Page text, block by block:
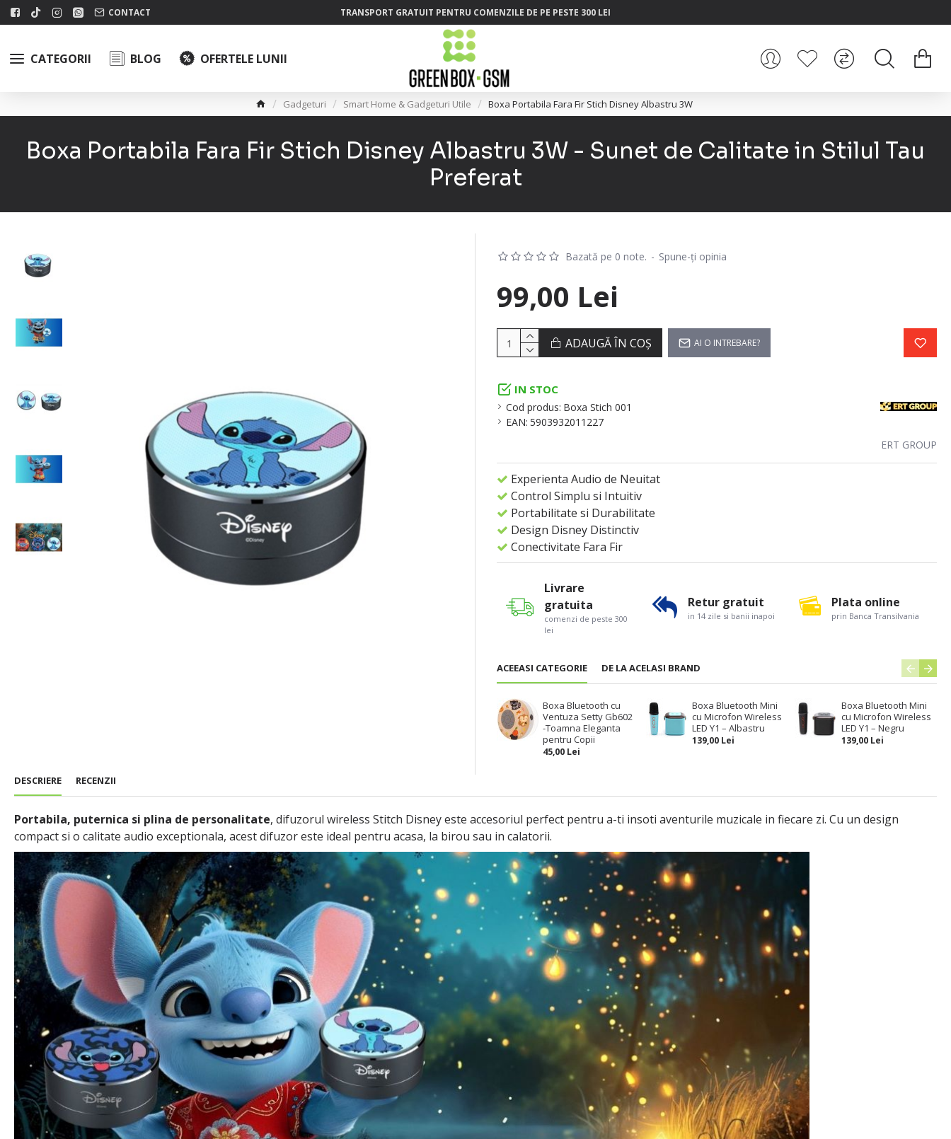
CONTACT TRANSPORT GRATUIT PENTRU COMENZILE DE PE PESTE 300 LEI
CATEGORII BLOG OFERTELE LUNII
Gadgeturi Smart Home & Gadgeturi Utile Boxa Portabila Fara Fir Stich Disney Albastru 3W
Boxa Portabila Fara Fir Stich Disney Albastru 3W - Sunet de Calitate in Stilul Tau
Preferat
IN STOC
Cod produs: Boxa Stich 001
EAN: 5903932011227
ERT GROUP
Experienta Audio de Neuitat
Control Simplu si Intuitiv
Portabilitate si Durabilitate
Design Disney Distinctiv
Conectivitate Fara Fir
Bazată pe 0 note. - Spune-ţi opinia
99,00 Lei
ADAUGĂ ÎN COŞ AI O INTREBARE?
ACEEASI CATEGORIE DE LA ACELASI BRAND
Boxa Bluetooth cu
Ventuza Setty Gb602
-Toamna Eleganta
pentru Copii
45,00 Lei
Boxa Bluetooth Mini
cu Microfon Wireless
LED Y1 – Albastru
139,00 Lei
Boxa Bluetooth Mini
cu Microfon Wireless
LED Y1 – Negru
139,00 Lei
Livrare
gratuita
comenzi de peste 300
lei
Retur gratuit
in 14 zile si banii inapoi
Plata online
prin Banca Transilvania
DESCRIERE RECENZII
Portabila, puternica si plina de personalitate, difuzorul wireless Stitch Disney este accesoriul perfect pentru a-ti insoti aventurile muzicale in fiecare zi. Cu un design
compact si o calitate audio exceptionala, acest difuzor este ideal pentru acasa, la birou sau in calatorii.